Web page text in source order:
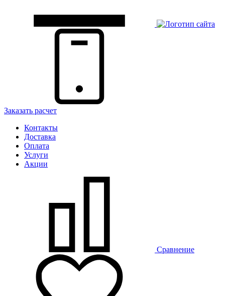
Заказать расчет
Контакты
Доставка
Оплата
Услуги
Акции
Сравнение